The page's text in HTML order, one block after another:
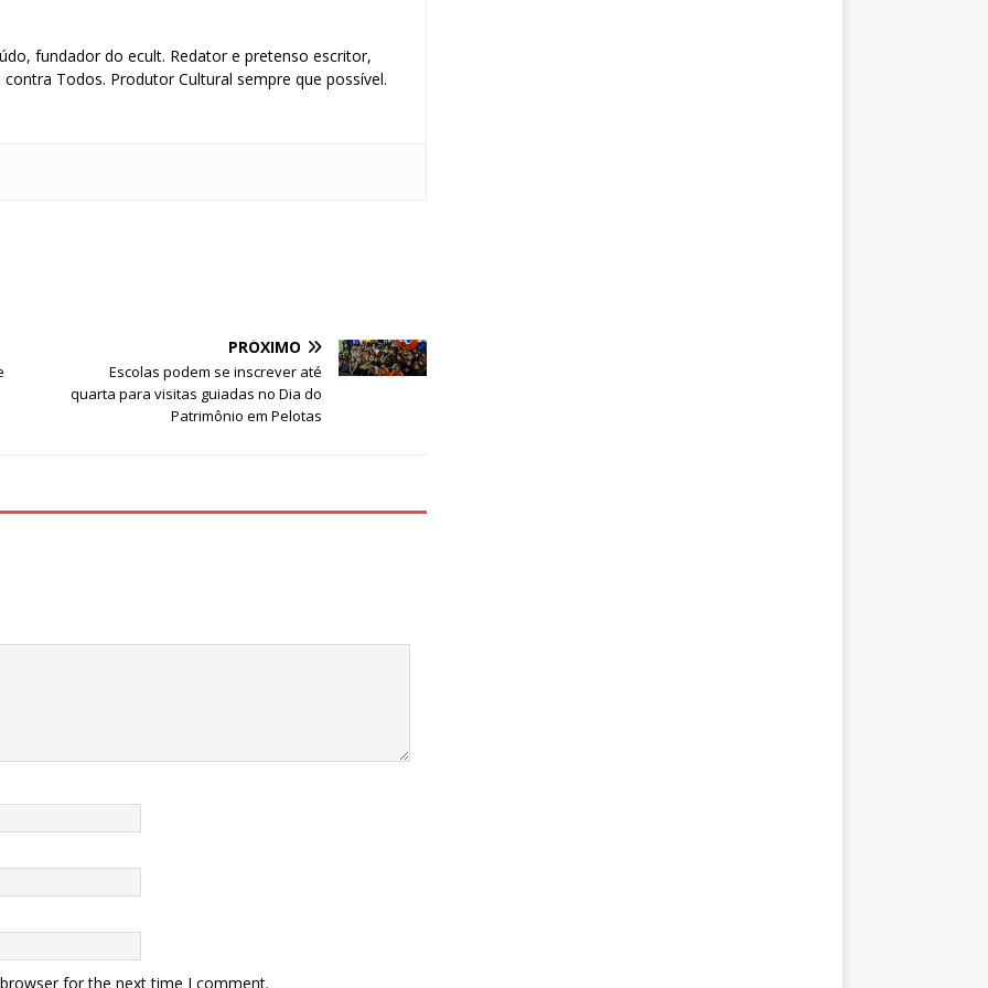
fundador do ecult. Redator e pretenso escritor,
Todos. Produtor Cultural sempre que possível.
PRÓXIMO
Escolas podem se inscrever até
quarta para visitas guiadas no Dia do
Patrimônio em Pelotas
for the next time I comment.